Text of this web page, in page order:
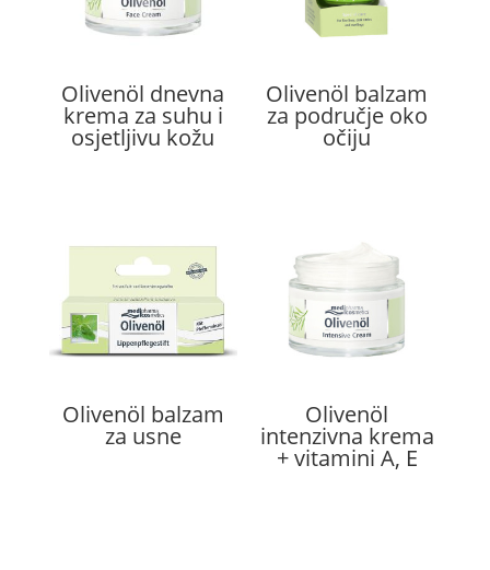
Olivenöl dnevna
krema za suhu i
osjetljivu kožu
Olivenöl balzam
za područje oko
očiju
Olivenöl balzam
za usne
Olivenöl
intenzivna krema
+ vitamini A, E